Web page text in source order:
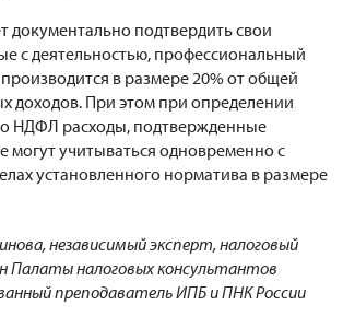
документально подтвердить свои
с деятельностью, профессиональный
в размере 20% от общей
доходов. При этом при определении
НДФЛ расходы, подтвержденные
могут учитываться одновременно с
установленного норматива в размере
независимый эксперт, налоговый
Палаты налоговых консультантов
преподаватель ИПБ и ПНК России